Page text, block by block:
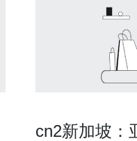
cn2新加坡：